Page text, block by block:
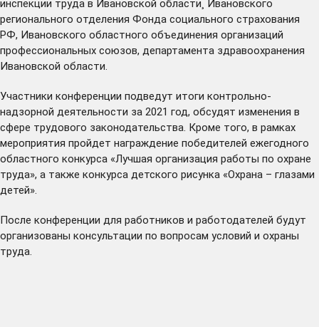
инспекции труда в Ивановской области¸ Ивановского
регионального отделения Фонда социального страхования
РФ, Ивановского областного объединения организаций
профессиональных союзов, департамента здравоохранения
Ивановской области.
Участники конференции подведут итоги контрольно-
надзорной деятельности за 2021 год, обсудят изменения в
сфере трудового законодательства. Кроме того, в рамках
мероприятия пройдет награждение победителей ежегодного
областного конкурса «Лучшая организация работы по охране
труда», а также конкурса детского рисунка «Охрана – глазами
детей».
После конференции для работников и работодателей будут
организованы консультации по вопросам условий и охраны
труда.